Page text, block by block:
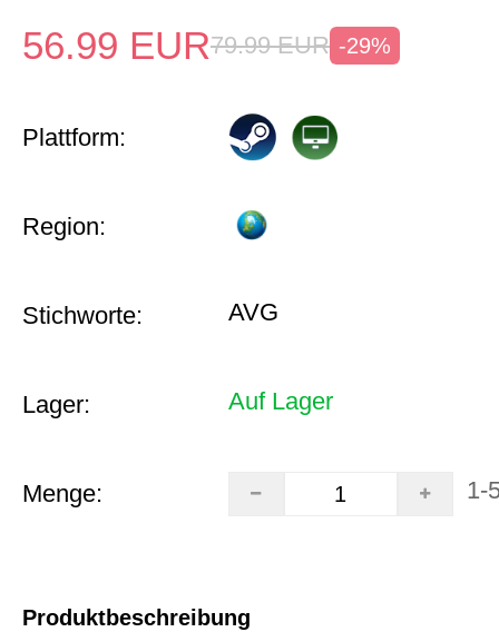
56.99 EUR79.99 EUR -29%
Plattform:
Region:
Stichworte: AVG
Lager: Auf Lager
Menge: 1-
Produktbeschreibung